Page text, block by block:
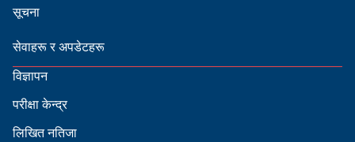
सूचना
सेवाहरू र अपडेटहरू
विज्ञापन
परीक्षा केन्द्र
लिखित नतिजा